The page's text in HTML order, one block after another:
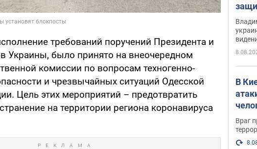
требований поручений Президента и
Украины, было принято на внеочередном
комиссии по вопросам техногенно-
и чрезвычайных ситуаций Одесской
Цель этих мероприятий – предотвратить
на территории региона коронавируса
В
Враг